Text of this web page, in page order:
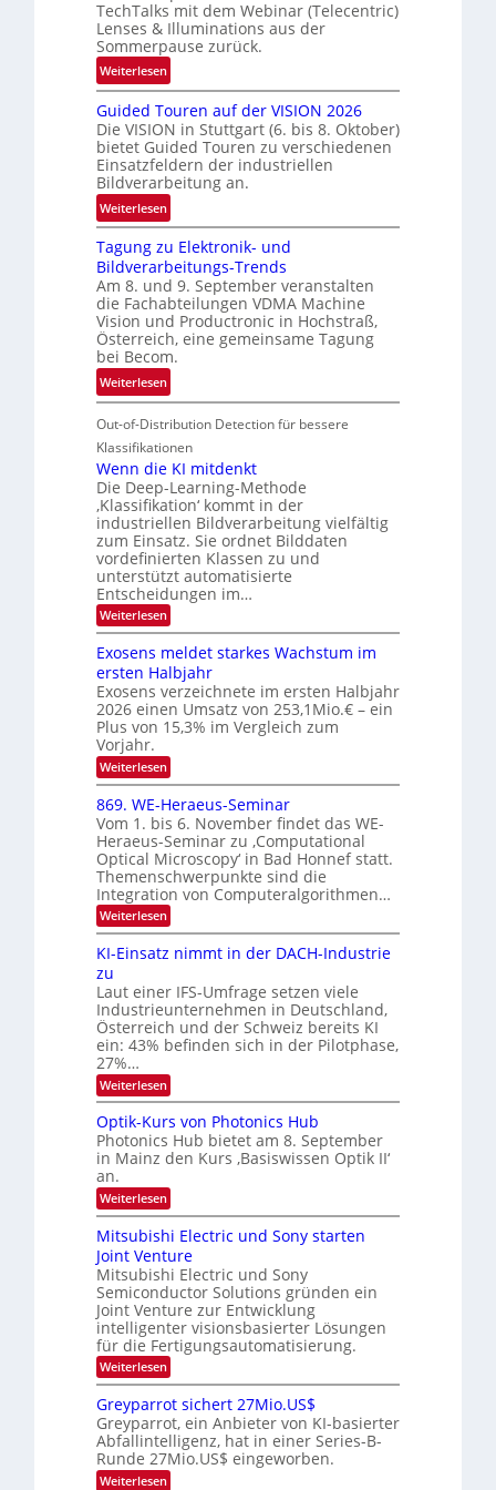
e
g
r
e
z
t
e
M
ö
g
l
i
c
h
k
e
t
e
TechTalks mit dem Webinar (Telecentric)
Lenses & Illuminations aus der
Sommerpause zurück.
Weiterlesen:
R
ü
c
k
k
e
h
d
e
r
i
n
V
I
S
I
O
N
T
e
c
h
T
a
l
k
s
Guided Touren auf der VISION 2026
Die VISION in Stuttgart (6. bis 8. Oktober)
bietet Guided Touren zu verschiedenen
Einsatzfeldern der industriellen
Bildverarbeitung an.
Weiterlesen:
G
u
i
d
e
d
T
o
u
r
a
u
f
d
e
r
V
I
S
I
O
N
2
0
2
6
Tagung zu Elektronik- und
Bildverarbeitungs-Trends
Am 8. und 9. September veranstalten
die Fachabteilungen VDMA Machine
Vision und Productronic in Hochstraß,
Österreich, eine gemeinsame Tagung
bei Becom.
Weiterlesen:
T
a
g
u
n
g
z
u
E
l
e
k
t
r
o
n
k
-
u
n
d
B
i
l
d
v
r
a
r
b
e
i
t
u
n
s
T
r
e
n
d
s
Out-of-Distribution Detection für bessere
Klassifikationen
Wenn die KI mitdenkt
Die Deep-Learning-Methode
‚Klassifikation‘ kommt in der
industriellen Bildverarbeitung vielfältig
zum Einsatz. Sie ordnet Bilddaten
vordefinierten Klassen zu und
unterstützt automatisierte
Entscheidungen im…
Weiterlesen:
W
n
n
d
i
e
K
I
m
i
t
d
e
n
k
t
Exosens meldet starkes Wachstum im
ersten Halbjahr
Exosens verzeichnete im ersten Halbjahr
2026 einen Umsatz von 253,1Mio.€ – ein
Plus von 15,3% im Vergleich zum
Vorjahr.
Weiterlesen:
E
x
o
s
e
n
s
m
e
l
d
e
t
a
r
k
s
W
a
c
h
s
t
u
m
i
m
e
r
s
t
e
n
H
a
l
b
j
a
h
r
869. WE-Heraeus-Seminar
Vom 1. bis 6. November findet das WE-
Heraeus-Seminar zu ‚Computational
Optical Microscopy‘ in Bad Honnef statt.
Themenschwerpunkte sind die
Integration von Computeralgorithmen…
Weiterlesen:
8
9
W
E
-
H
e
a
e
u
s
-
S
m
i
a
r
KI-Einsatz nimmt in der DACH-Industrie
zu
Laut einer IFS-Umfrage setzen viele
Industrieunternehmen in Deutschland,
Österreich und der Schweiz bereits KI
ein: 43% befinden sich in der Pilotphase,
27%…
Weiterlesen:
K
-
E
i
s
a
t
z
n
i
m
m
t
i
n
d
e
D
A
C
H
-
Optik-Kurs von Photonics Hub
Photonics Hub bietet am 8. September
in Mainz den Kurs ‚Basiswissen Optik II‘
an.
Weiterlesen:
O
p
t
i
k
-
K
u
r
s
v
o
n
P
h
o
t
o
Mitsubishi Electric und Sony starten
Joint Venture
Mitsubishi Electric und Sony
Semiconductor Solutions gründen ein
Joint Venture zur Entwicklung
intelligenter visionsbasierter Lösungen
für die Fertigungsautomatisierung.
Weiterlesen:
M
t
s
u
b
i
Greyparrot sichert 27Mio.US$
Greyparrot, ein Anbieter von KI-basierter
Abfallintelligenz, hat in einer Series-B-
Runde 27Mio.US$ eingeworben.
Weiterlesen: